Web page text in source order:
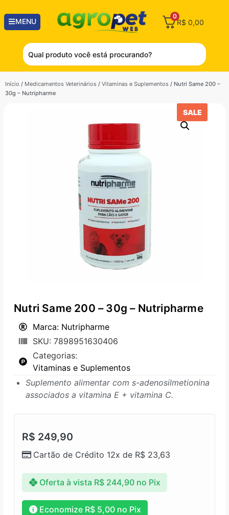
MENU
0
R$ 0,00
Início / Medicamentos Veterinários / Vitaminas e Suplementos / Nutri Same 200 –
30g – Nutripharme
SALE
Nutri Same 200 – 30g – Nutripharme
Marca: Nutripharme
SKU: 7898951630406
Categorias:
Vitaminas e Suplementos
Suplemento alimentar com s-adenosilmetionina
associados a vitamina E + vitamina C.
R$ 249,90
Cartão de Crédito 12x de R$ 23,63
Oferta à vista R$244,90 no Pix
Economize R$5,00no Pix